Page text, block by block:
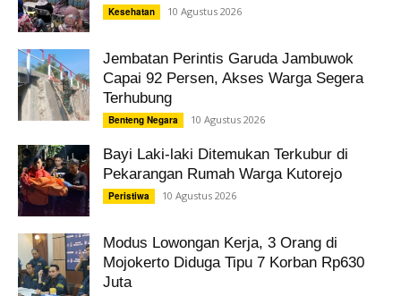
Kesehatan 10 Agustus 2026
Jembatan Perintis Garuda Jambuwok
Capai 92 Persen, Akses Warga Segera
Terhubung
Benteng Negara 10 Agustus 2026
Bayi Laki-laki Ditemukan Terkubur di
Pekarangan Rumah Warga Kutorejo
Peristiwa 10 Agustus 2026
Modus Lowongan Kerja, 3 Orang di
Mojokerto Diduga Tipu 7 Korban Rp630
Juta